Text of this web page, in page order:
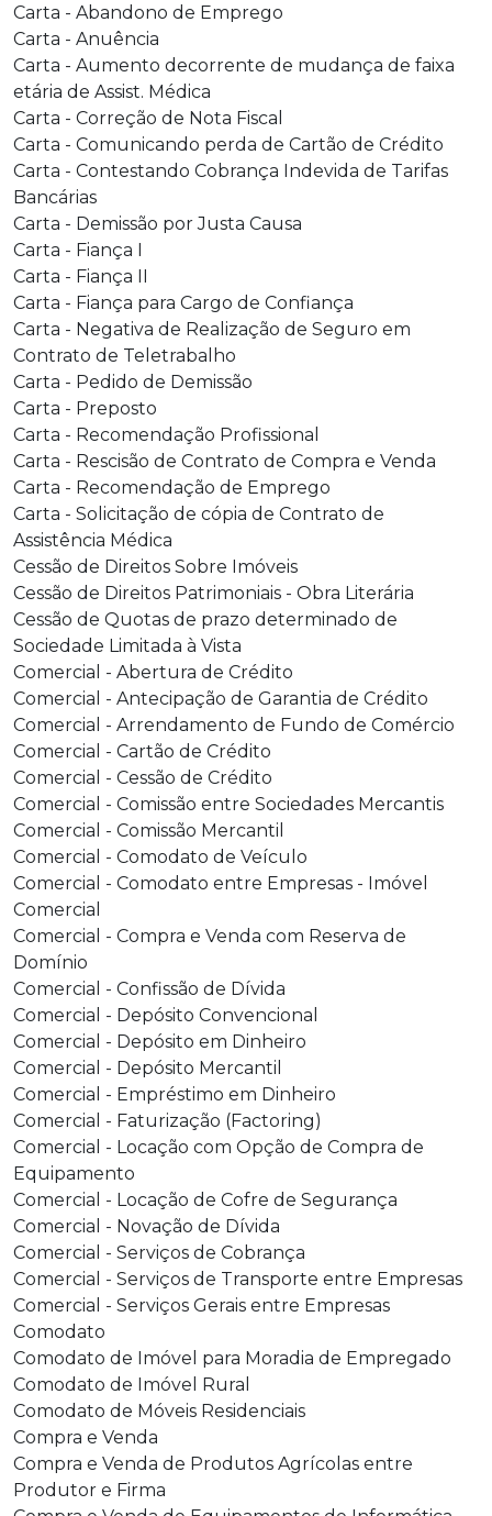
Carta - Abandono de Emprego
Carta - Anuência
Carta - Aumento decorrente de mudança de faixa
etária de Assist. Médica
Carta - Correção de Nota Fiscal
Carta - Comunicando perda de Cartão de Crédito
Carta - Contestando Cobrança Indevida de Tarifas
Bancárias
Carta - Demissão por Justa Causa
Carta - Fiança I
Carta - Fiança II
Carta - Fiança para Cargo de Confiança
Carta - Negativa de Realização de Seguro em
Contrato de Teletrabalho
Carta - Pedido de Demissão
Carta - Preposto
Carta - Recomendação Profissional
Carta - Rescisão de Contrato de Compra e Venda
Carta - Recomendação de Emprego
Carta - Solicitação de cópia de Contrato de
Assistência Médica
Cessão de Direitos Sobre Imóveis
Cessão de Direitos Patrimoniais - Obra Literária
Cessão de Quotas de prazo determinado de
Sociedade Limitada à Vista
Comercial - Abertura de Crédito
Comercial - Antecipação de Garantia de Crédito
Comercial - Arrendamento de Fundo de Comércio
Comercial - Cartão de Crédito
Comercial - Cessão de Crédito
Comercial - Comissão entre Sociedades Mercantis
Comercial - Comissão Mercantil
Comercial - Comodato de Veículo
Comercial - Comodato entre Empresas - Imóvel
Comercial
Comercial - Compra e Venda com Reserva de
Domínio
Comercial - Confissão de Dívida
Comercial - Depósito Convencional
Comercial - Depósito em Dinheiro
Comercial - Depósito Mercantil
Comercial - Empréstimo em Dinheiro
Comercial - Faturização (Factoring)
Comercial - Locação com Opção de Compra de
Equipamento
Comercial - Locação de Cofre de Segurança
Comercial - Novação de Dívida
Comercial - Serviços de Cobrança
Comercial - Serviços de Transporte entre Empresas
Comercial - Serviços Gerais entre Empresas
Comodato
Comodato de Imóvel para Moradia de Empregado
Comodato de Imóvel Rural
Comodato de Móveis Residenciais
Compra e Venda
Compra e Venda de Produtos Agrícolas entre
Produtor e Firma